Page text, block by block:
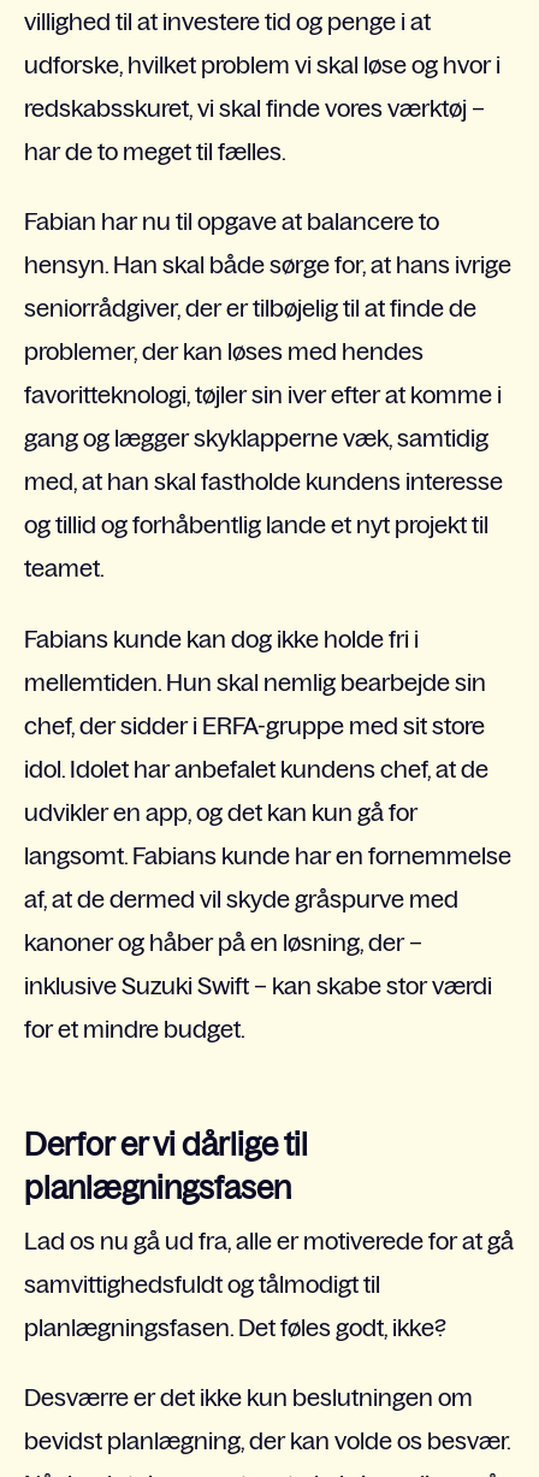
villighed til at investere tid og penge i at
udforske, hvilket problem vi skal løse og hvor i
redskabsskuret, vi skal finde vores værktøj –
har de to meget til fælles.
Fabian har nu til opgave at balancere to
hensyn. Han skal både sørge for, at hans ivrige
seniorrådgiver, der er tilbøjelig til at finde de
problemer, der kan løses med hendes
favoritteknologi, tøjler sin iver efter at komme i
gang og lægger skyklapperne væk, samtidig
med, at han skal fastholde kundens interesse
og tillid og forhåbentlig lande et nyt projekt til
teamet.
Fabians kunde kan dog ikke holde fri i
mellemtiden. Hun skal nemlig bearbejde sin
chef, der sidder i ERFA-gruppe med sit store
idol. Idolet har anbefalet kundens chef, at de
udvikler en app, og det kan kun gå for
langsomt. Fabians kunde har en fornemmelse
af, at de dermed vil skyde gråspurve med
kanoner og håber på en løsning, der –
inklusive Suzuki Swift – kan skabe stor værdi
for et mindre budget.
Derfor er vi dårlige til
planlægningsfasen
Lad os nu gå ud fra, alle er motiverede for at gå
samvittighedsfuldt og tålmodigt til
planlægningsfasen. Det føles godt, ikke?
Desværre er det ikke kun beslutningen om
bevidst planlægning, der kan volde os besvær.